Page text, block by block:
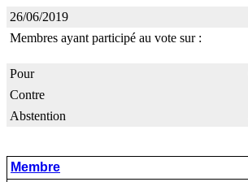
26/06/2019
Membres ayant participé au vote sur :
Pour
Contre
Abstention
Membre